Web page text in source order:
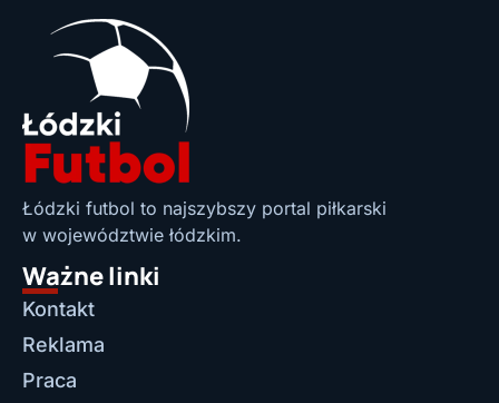
Łódzki futbol to najszybszy portal piłkarski
w województwie łódzkim.
Ważne linki
Kontakt
Reklama
Praca